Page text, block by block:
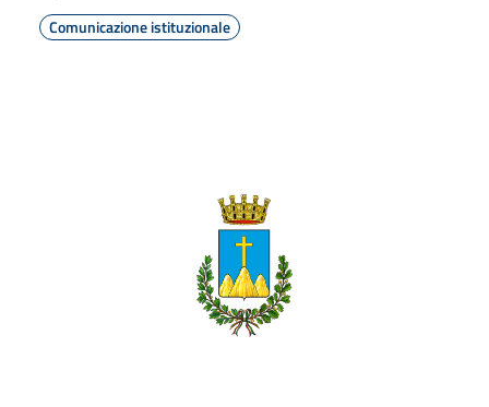
Comunicazione istituzionale